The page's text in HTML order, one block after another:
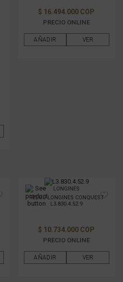
$ 16.494.000 COP
PRECIO ONLINE
AÑADIR VER
LONGINES
RELOJ LONGINES CONQUEST
L3.830.4.52.9
$ 10.734.000 COP
PRECIO ONLINE
AÑADIR VER